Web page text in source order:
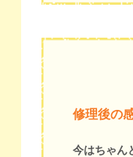
修理後の
今はちゃん